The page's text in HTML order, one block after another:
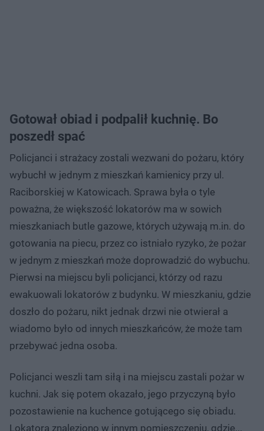
Gotował obiad i podpalił kuchnię. Bo
poszedł spać
Policjanci i strażacy zostali wezwani do pożaru, który
wybuchł w jednym z mieszkań kamienicy przy ul.
Raciborskiej w Katowicach. Sprawa była o tyle
poważna, że większość lokatorów ma w sowich
mieszkaniach butle gazowe, których używają m.in. do
gotowania na piecu, przez co istniało ryzyko, że pożar
w jednym z mieszkań może doprowadzić do wybuchu.
Pierwsi na miejscu byli policjanci, którzy od razu
ewakuowali lokatorów z budynku. W mieszkaniu, gdzie
doszło do pożaru, nikt jednak drzwi nie otwierał a
wiadomo było od innych mieszkańców, że może tam
przebywać jedna osoba.
Policjanci weszli tam siłą i na miejscu zastali pożar w
kuchni. Jak się potem okazało, jego przyczyną było
pozostawienie na kuchence gotującego się obiadu.
Lokatora znaleziono w innym pomieszczeniu, gdzie...